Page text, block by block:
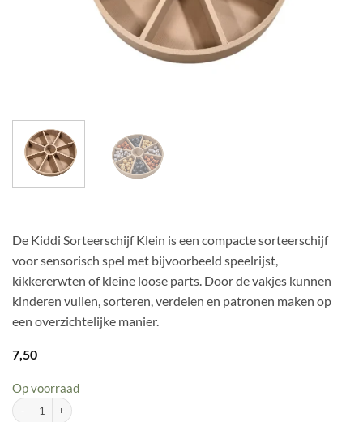
De Kiddi Sorteerschijf Klein is een compacte sorteerschijf
voor sensorisch spel met bijvoorbeeld speelrijst,
kikkererwten of kleine loose parts. Door de vakjes kunnen
kinderen vullen, sorteren, verdelen en patronen maken op
een overzichtelijke manier.
7,50
Op voorraad
Kiddi Sorteerschijf Klein aantal